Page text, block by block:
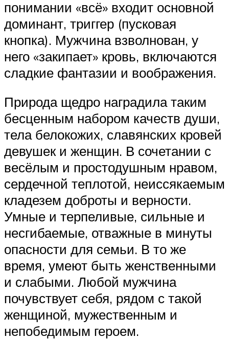
понимании «всё» входит основной
доминант, триггер (пусковая
кнопка). Мужчина взволнован, у
него «закипает» кровь, включаются
сладкие фантазии и воображения.
Природа щедро наградила таким
бесценным набором качеств души,
тела белокожих, славянских кровей
девушек и женщин. В сочетании с
весёлым и простодушным нравом,
сердечной теплотой, неиссякаемым
кладезем доброты и верности.
Умные и терпеливые, сильные и
несгибаемые, отважные в минуты
опасности для семьи. В то же
время, умеют быть женственными
и слабыми. Любой мужчина
почувствует себя, рядом с такой
женщиной, мужественным и
непобедимым героем.